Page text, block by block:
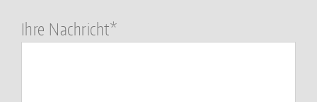
lasse
Ihre Nachricht*